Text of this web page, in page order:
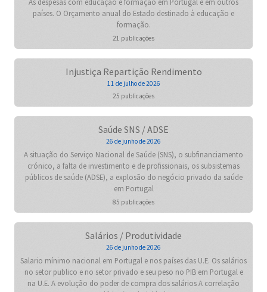
As despesas com educação e formação em Portugal e em outros
países. O Orçamento anual do Estado destinado à educação e
formação.
21 publicações
Injustiça Repartição Rendimento
11 de julho de 2026
25 publicações
Saúde SNS / ADSE
26 de junho de 2026
A situação do Serviço Nacional de Saúde (SNS), o subfinanciamento
crónico, a falta de investimento e de profissionais, os subsistemas
públicos de saúde (ADSE), a explosão do negócio privado da saúde
em Portugal
85 publicações
Salários / Produtividade
26 de junho de 2026
Salario mínimo nacional em Portugal e nos países das U.E. Os salários
no setor publico e no setor privado e seu peso no PIB em Portugal e
na U.E. A evolução do poder de compra dos salários A correlação